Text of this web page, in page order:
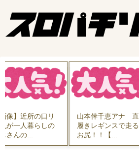
像】近所の口リ
が一人暮らしの
さんの...
山本倖千恵アナ 直
履きレギンスで走る
お尻！！【...